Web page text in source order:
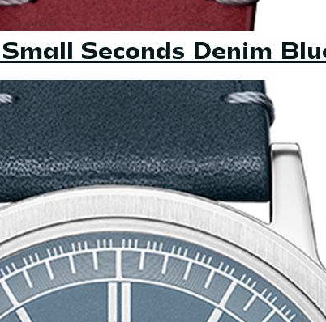
Seconds Denim